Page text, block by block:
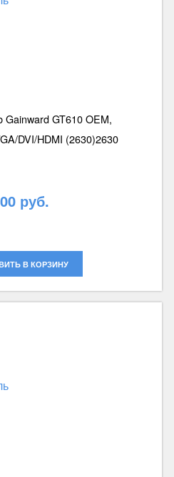
Gainward GT610 OEM,
DVI/HDMI (2630)2630
руб.
В КОРЗИНУ